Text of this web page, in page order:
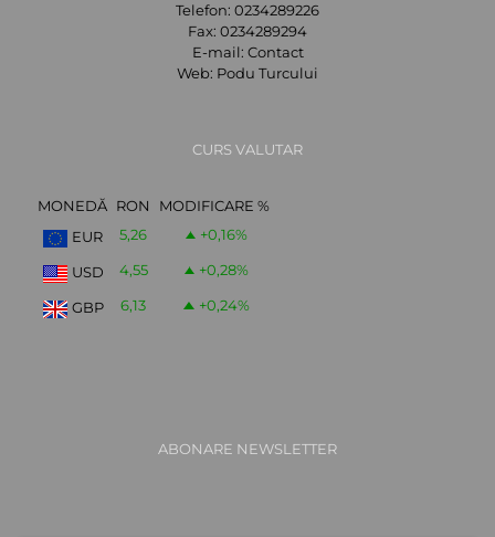
Telefon: 0234289226
Fax: 0234289294
E-mail: Contact
Web: Podu Turcului
CURS VALUTAR
MONEDĂ RON
MODIFICARE %
EUR
5,26 +0,16%
USD 4,55 +0,28%
GBP 6,13 +0,24%
ABONARE NEWSLETTER